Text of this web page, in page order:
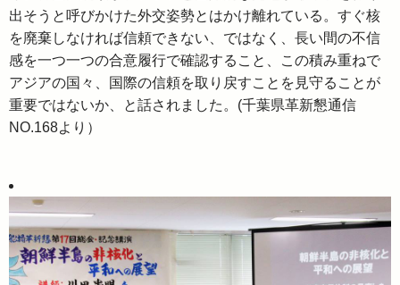
出そうと呼びかけた外交姿勢とはかけ離れている。すぐ核
を廃棄しなければ信頼できない、ではなく、長い間の不信
感を一つ一つの合意履行で確認すること、この積み重ねで
アジアの国々、国際の信頼を取り戻すことを見守ることが
重要ではないか、と話されました。(千葉県革新懇通信
NO.168より）